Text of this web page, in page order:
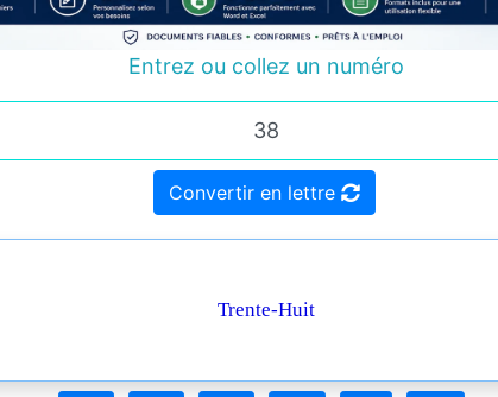
Entrez ou collez un numéro
Convertir en lettre
Trente-Huit